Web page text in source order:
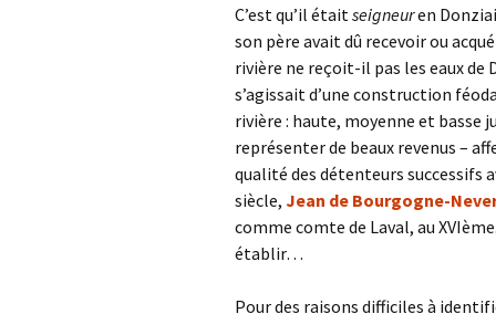
C’est qu’il était seigneuren
son père avait dû recevoir ou
rivière ne reçoit-il pas les eaux de
s’agissait d’une construction
rivière : haute, moyenne et basse
représenter de beaux revenus –
qualité des détenteurs successifs
siècle, Jean de Bourgogne-
comme comte de Laval, au
établir…
Pour des raisons difficiles à